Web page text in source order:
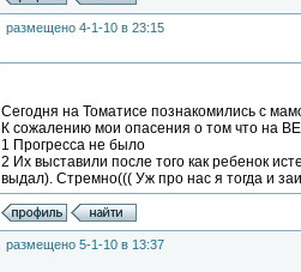
размещено 4-1-10 в 23:15
Сегодня на Томатисе познакомились с
К сожалению мои опасения о том что на
1 Прогресса не было
2 Их выставили после того как ребенок
выдал). Стремно((( Уж про нас я тогда и
размещено 5-1-10 в 13:37